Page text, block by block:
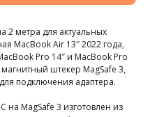
2 метра для актуальных
MacBook Air 13″ 2022 года,
Pro 14″ и MacBook Pro
штекер MagSafe 3,
подключения адаптера.
MagSafe 3 изготовлен из